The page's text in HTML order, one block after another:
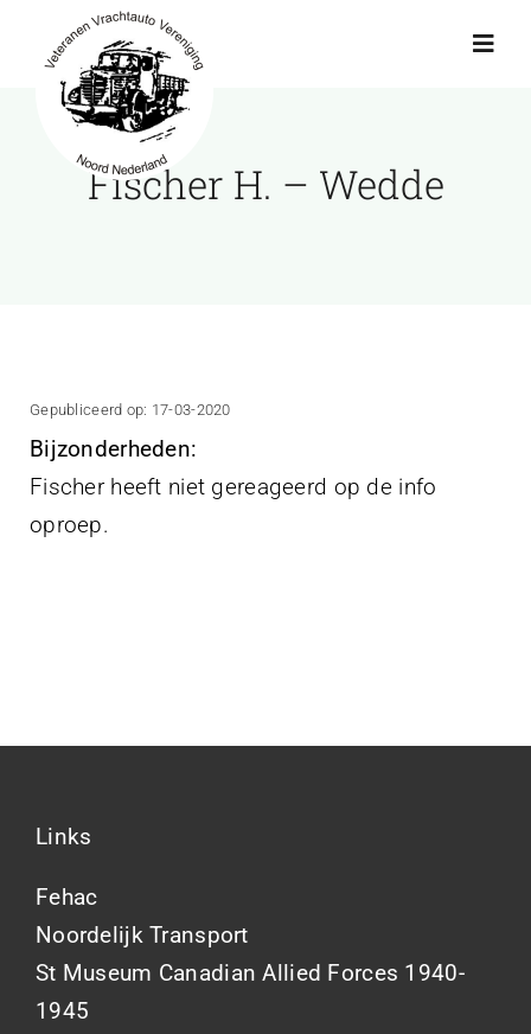
inhoud
Actueel
Interviews
Projecten
Fischer H. – Wedde
Gepubliceerd op: 17-03-2020
Bijzonderheden:
Fischer heeft niet gereageerd op de info
oproep.
Links
Fehac
Noordelijk Transport
St Museum Canadian Allied Forces 1940-
1945